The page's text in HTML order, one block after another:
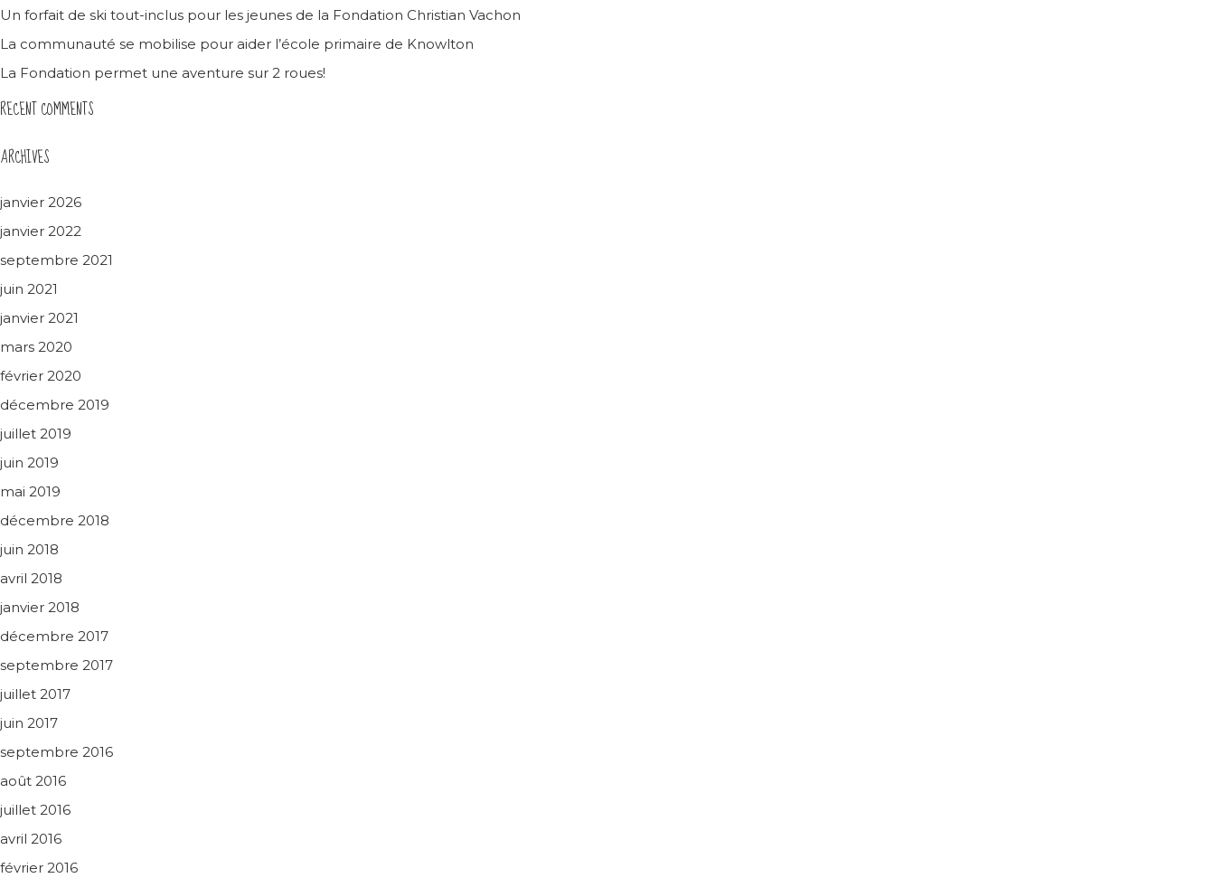
Un forfait de ski tout-inclus pour les jeunes de la Fondation Christian Vachon
La communauté se mobilise pour aider l’école primaire de Knowlton
La Fondation permet une aventure sur 2 roues!
RECENT COMMENTS
ARCHIVES
janvier 2026
janvier 2022
septembre 2021
juin 2021
janvier 2021
mars 2020
février 2020
décembre 2019
juillet 2019
juin 2019
mai 2019
décembre 2018
juin 2018
avril 2018
janvier 2018
décembre 2017
septembre 2017
juillet 2017
juin 2017
septembre 2016
août 2016
juillet 2016
avril 2016
février 2016